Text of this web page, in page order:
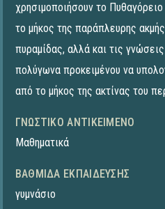
χρησιμοποιήσουν το
το μήκος της παράπλευρης
πυραμίδας, αλλά και τις
πολύγωνα προκειμένου να
από το μήκος της ακτίνας του
ΓΝΩΣΤΙΚΌ ΑΝΤΙΚΕΊΜΕΝΟ
Μαθηματικά
ΒΑΘΜΊΔΑ ΕΚΠΑΊΔΕΥΣΗΣ
γυμνάσιο